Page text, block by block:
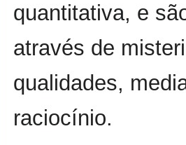
quantitativa, e
através de
qualidades,
raciocínio.